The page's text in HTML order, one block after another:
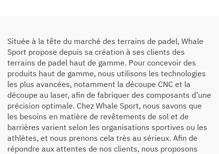
Située à la tête du marché des terrains de padel, Whale
Sport propose depuis sa création à ses clients des
terrains de padel haut de gamme. Pour concevoir des
produits haut de gamme, nous utilisons les technologies
les plus avancées, notamment la découpe CNC et la
découpe au laser, afin de fabriquer des composants d’une
précision optimale. Chez Whale Sport, nous savons que
les besoins en matière de revêtements de sol et de
barrières varient selon les organisations sportives ou les
athlètes, et nous prenons cela très au sérieux. Afin de
répondre aux attentes de nos clients, nous proposons